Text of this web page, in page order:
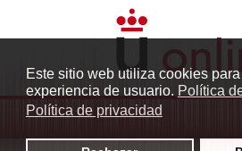
Este sitio web utiliza cookies
experiencia de usuario. Política
Política de privacidad